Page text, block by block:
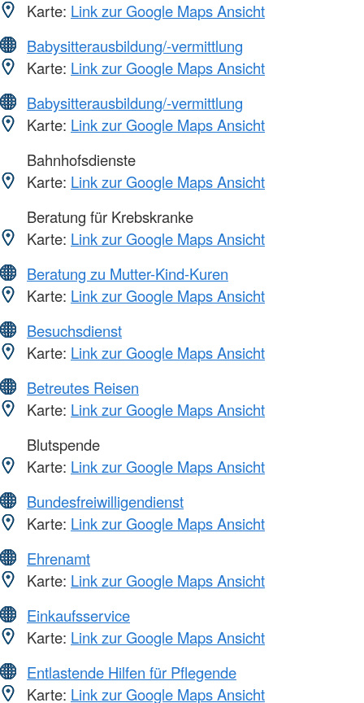
Karte: Link zur Google Maps Ansicht
Babysitterausbildung/-vermittlung
Karte: Link zur Google Maps Ansicht
Babysitterausbildung/-vermittlung
Karte: Link zur Google Maps Ansicht
Bahnhofsdienste
Karte: Link zur Google Maps Ansicht
Beratung für Krebskranke
Karte: Link zur Google Maps Ansicht
Beratung zu Mutter-Kind-Kuren
Karte: Link zur Google Maps Ansicht
Besuchsdienst
Karte: Link zur Google Maps Ansicht
Betreutes Reisen
Karte: Link zur Google Maps Ansicht
Blutspende
Karte: Link zur Google Maps Ansicht
Bundesfreiwilligendienst
Karte: Link zur Google Maps Ansicht
Ehrenamt
Karte: Link zur Google Maps Ansicht
Einkaufsservice
Karte: Link zur Google Maps Ansicht
Entlastende Hilfen für Pflegende
Karte: Link zur Google Maps Ansicht